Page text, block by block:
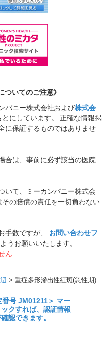
ついてのご注意》
パニー株式会社および株式会
にしています。 正確な情報掲
に保証するものではありませ
合は、事前に必ず該当の医院
いて、ミーカンパニー株式会
その賠償の責任を一切負わない
手数ですが、 お問い合わせフ
うお願いいたします。
ん
> 重症多形滲出性紅斑(急性期)